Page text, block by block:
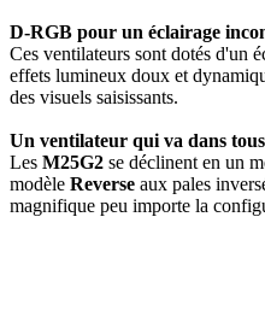
D-RGB pour un éclairage
Ces ventilateurs sont dotés d'un
effets lumineux doux et
des visuels saisissants.
Un ventilateur qui va dans tous
Les M25G2 se déclinent en un
modèle Reverse aux pales
magnifique peu importe la